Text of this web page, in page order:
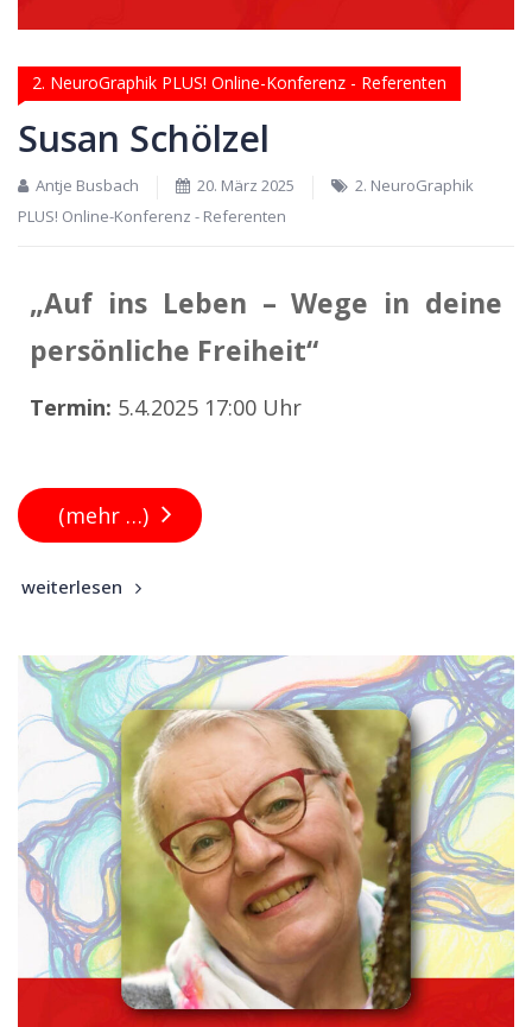
2. NeuroGraphik PLUS! Online-Konferenz - Referenten
Susan Schölzel
Antje Busbach 20. März 2025
2. NeuroGraphik
PLUS! Online-Konferenz - Referenten
„Auf ins Leben – Wege in deine
persönliche Freiheit“
Termin: 5.4.2025 17:00 Uhr
(mehr …)
weiterlesen